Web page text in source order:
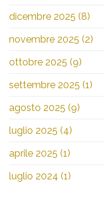
dicembre 2025 (8)
novembre 2025 (2)
ottobre 2025 (9)
settembre 2025 (1)
agosto 2025 (9)
luglio 2025 (4)
aprile 2025 (1)
luglio 2024 (1)